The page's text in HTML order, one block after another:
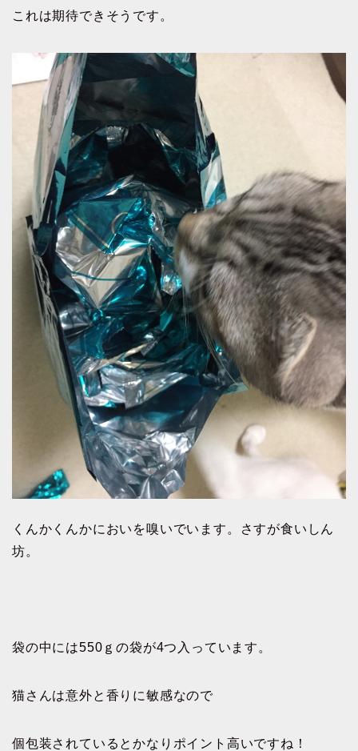
これは期待できそうです。
くんかくんかにおいを嗅いでいます。さすが食いしん
坊。
袋の中には550ｇの袋が4つ入っています。
猫さんは意外と香りに敏感なので
個包装されているとかなりポイント高いですね！